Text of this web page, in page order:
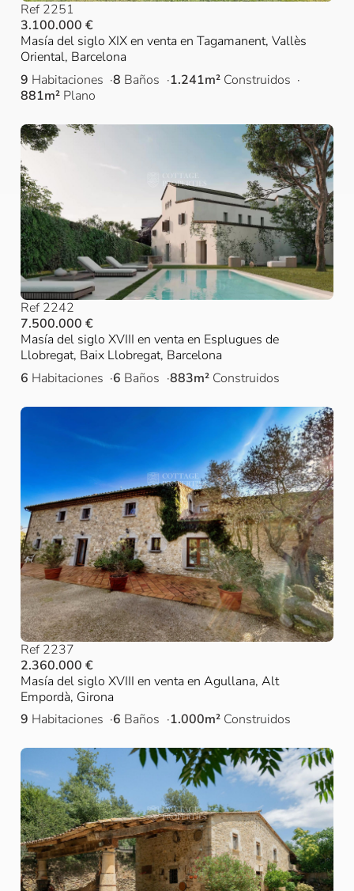
Ref 2251
3.100.000 €
Masía del siglo XIX en venta en Tagamanent, Vallès
Oriental, Barcelona
9 Habitaciones 8 Baños 1.241m² Construidos
881m² Plano
Ref 2242
7.500.000 €
Masía del siglo XVIII en venta en Esplugues de
Llobregat, Baix Llobregat, Barcelona
6 Habitaciones 6 Baños 883m² Construidos
Ref 2237
2.360.000 €
Masía del siglo XVIII en venta en Agullana, Alt
Empordà, Girona
9 Habitaciones 6 Baños 1.000m² Construidos